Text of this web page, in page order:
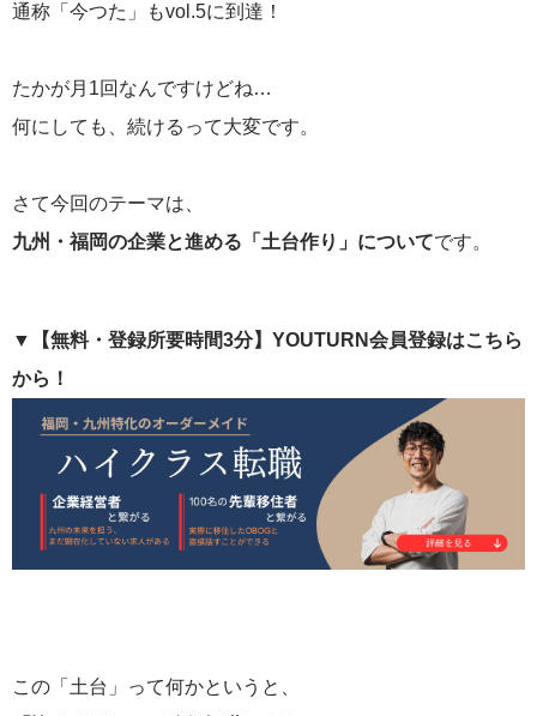
通称「今つた」もvol.5に到達！
たかが月1回なんですけどね…
何にしても、続けるって大変です。
さて今回のテーマは、
九州・福岡の企業と進める「土台作り」についてです。
▼【無料・登録所要時間3分】YOUTURN会員登録はこちら
から！
この「土台」って何かというと、